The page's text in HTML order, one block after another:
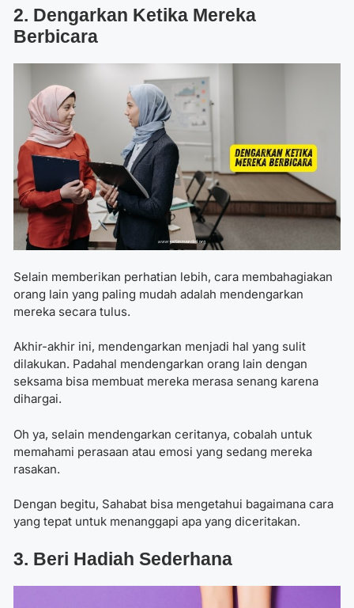
2. Dengarkan Ketika Mereka
Berbicara
Selain memberikan perhatian lebih, cara membahagiakan
orang lain yang paling mudah adalah mendengarkan
mereka secara tulus.
Akhir-akhir ini, mendengarkan menjadi hal yang sulit
dilakukan. Padahal mendengarkan orang lain dengan
seksama bisa membuat mereka merasa senang karena
dihargai.
Oh ya, selain mendengarkan ceritanya, cobalah untuk
memahami perasaan atau emosi yang sedang mereka
rasakan.
Dengan begitu, Sahabat bisa mengetahui bagaimana cara
yang tepat untuk menanggapi apa yang diceritakan.
3. Beri Hadiah Sederhana